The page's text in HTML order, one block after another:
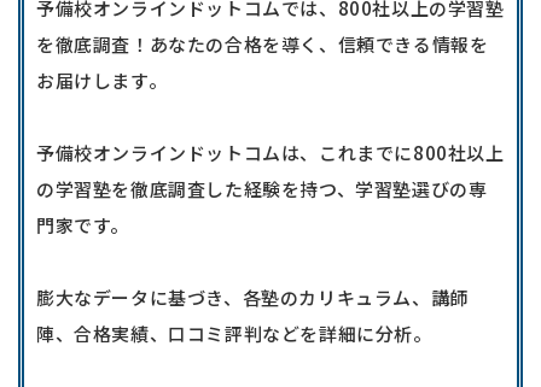
予備校オンラインドットコムでは、800社以上の学習塾
を徹底調査！あなたの合格を導く、信頼できる情報を
お届けします。
予備校オンラインドットコムは、これまでに800社以上
の学習塾を徹底調査した経験を持つ、学習塾選びの専
門家です。
膨大なデータに基づき、各塾のカリキュラム、講師
陣、合格実績、口コミ評判などを詳細に分析。